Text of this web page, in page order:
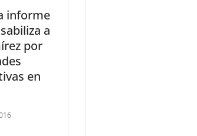
informe
a
por
en